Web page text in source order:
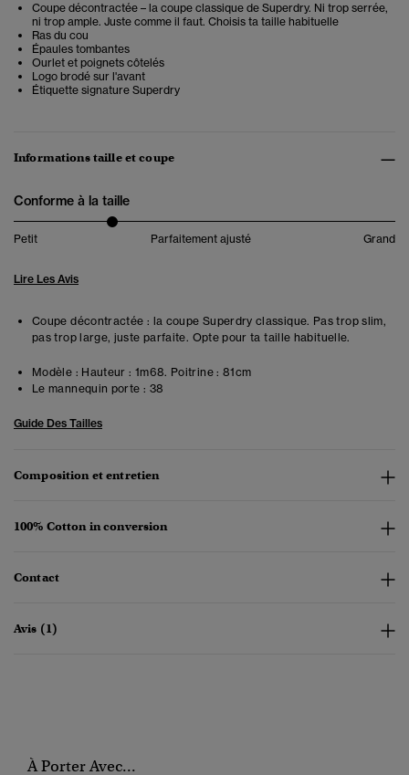
Coupe décontractée – la coupe classique de Superdry. Ni trop serrée,
ni trop ample. Juste comme il faut. Choisis ta taille habituelle
Ras du cou
Épaules tombantes
Ourlet et poignets côtelés
Logo brodé sur l'avant
Étiquette signature Superdry
Informations taille et coupe
Conforme à la taille
Petit Parfaitement ajusté Grand
Lire Les Avis
Coupe décontractée : la coupe Superdry classique. Pas trop slim,
pas trop large, juste parfaite. Opte pour ta taille habituelle.
Modèle : Hauteur : 1m68. Poitrine : 81cm
Le mannequin porte : 38
Guide Des Tailles
Composition et entretien
100% Cotton in conversion
Contact
Avis (1)
À Porter Avec...